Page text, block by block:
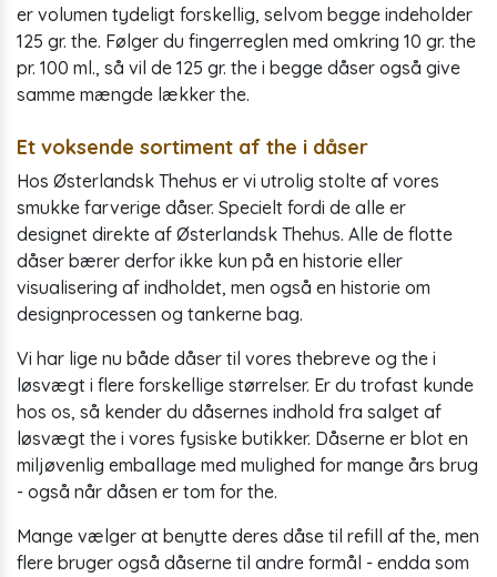
er volumen tydeligt forskellig, selvom begge indeholder
125 gr. the. Følger du fingerreglen med omkring 10 gr. the
pr. 100 ml., så vil de 125 gr. the i begge dåser også give
samme mængde lækker the.
Et voksende sortiment af the i dåser
Hos Østerlandsk Thehus er vi utrolig stolte af vores
smukke farverige dåser. Specielt fordi de alle er
designet direkte af Østerlandsk Thehus. Alle de flotte
dåser bærer derfor ikke kun på en historie eller
visualisering af indholdet, men også en historie om
designprocessen og tankerne bag.
Vi har lige nu både dåser til vores thebreve og the i
løsvægt i flere forskellige størrelser. Er du trofast kunde
hos os, så kender du dåsernes indhold fra salget af
løsvægt the i vores fysiske butikker. Dåserne er blot en
miljøvenlig emballage med mulighed for mange års brug
- også når dåsen er tom for the.
Mange vælger at benytte deres dåse til refill af the, men
flere bruger også dåserne til andre formål - endda som